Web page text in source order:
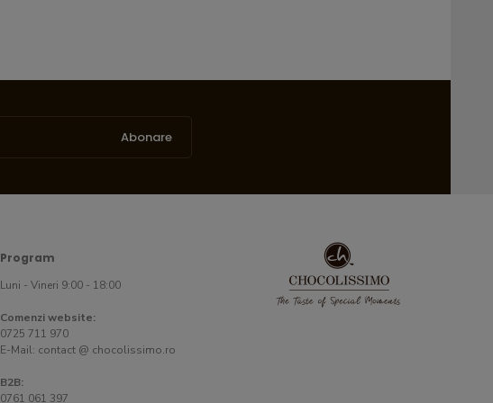
Abonare
Program
Luni - Vineri 9:00 - 18:00
Comenzi website:
0725 711 970
E-Mail: contact @ chocolissimo.ro
B2B:
0761 061 397